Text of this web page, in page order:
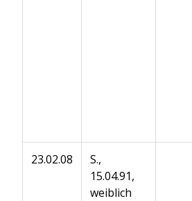
23.02.08
S.,
15.04.91,
weiblich